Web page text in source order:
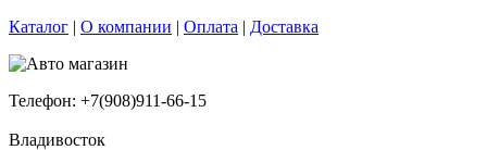
Каталог | О компании | Оплата | Доставка
Телефон: +7(908)911-66-15
Владивосток